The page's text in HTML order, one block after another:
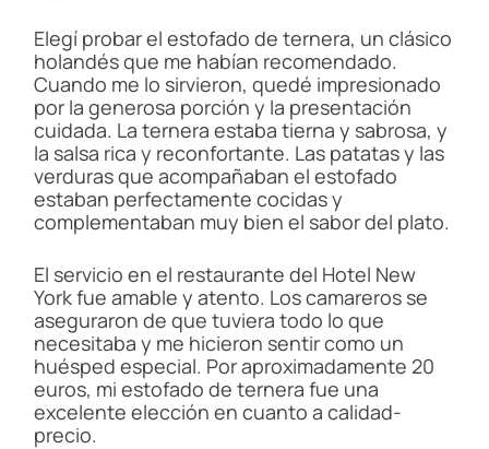
Elegí probar el estofado de ternera, un clásico
holandés que me habían recomendado.
Cuando me lo sirvieron, quedé impresionado
por la generosa porción y la presentación
cuidada. La ternera estaba tierna y sabrosa, y
la salsa rica y reconfortante. Las patatas y las
verduras que acompañaban el estofado
estaban perfectamente cocidas y
complementaban muy bien el sabor del plato.
El servicio en el restaurante del Hotel New
York fue amable y atento. Los camareros se
aseguraron de que tuviera todo lo que
necesitaba y me hicieron sentir como un
huésped especial. Por aproximadamente 20
euros, mi estofado de ternera fue una
excelente elección en cuanto a calidad-
precio.